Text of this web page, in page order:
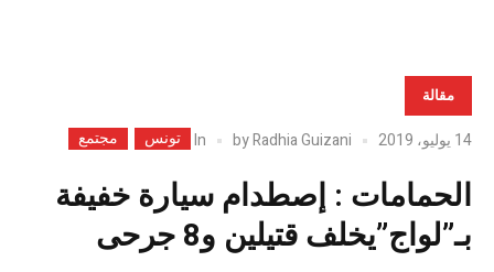
مقالة
14 يوليو، 2019 byRadhia Guizani
In تونس مجتمع
الحمامات : إصطدام سيارة خفيفة
بـ”لواج”يخلف قتيلين و8 جرحى